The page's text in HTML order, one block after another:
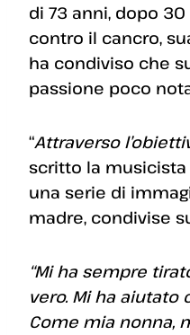
di 73 anni, dopo
contro il cancro,
ha condiviso che
passione poco
“Attraverso
scritto la
una serie di
madre, condivise
“Mi ha sempre
vero. Mi ha aiutato
Come mia nonna,